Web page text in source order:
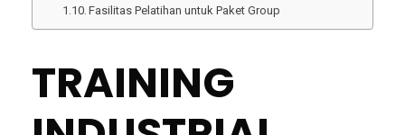
Fasilitas Pelatihan untuk Paket Group
TRAINING